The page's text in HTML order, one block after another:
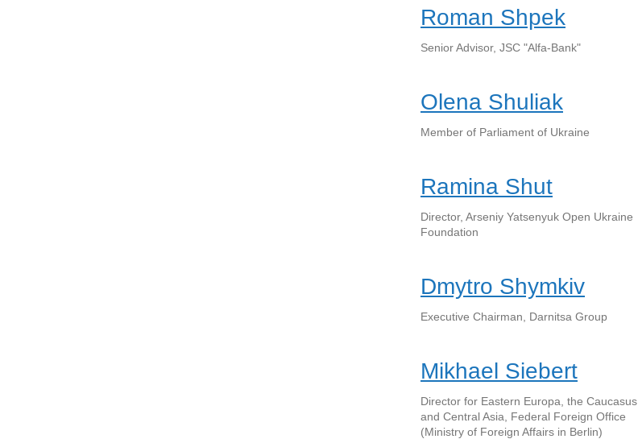
Roman Shpek
Senior Advisor, JSC "Alfa-Bank"
Olena Shuliak
Member of Parliament of Ukraine
Ramina Shut
Director, Arseniy Yatsenyuk Open Ukraine
Foundation
Dmytro Shymkiv
Executive Chairman, Darnitsa Group
Mikhael Siebert
Director for Eastern Europa, the Caucasus
and Central Asia, Federal Foreign Office
(Ministry of Foreign Affairs in Berlin)